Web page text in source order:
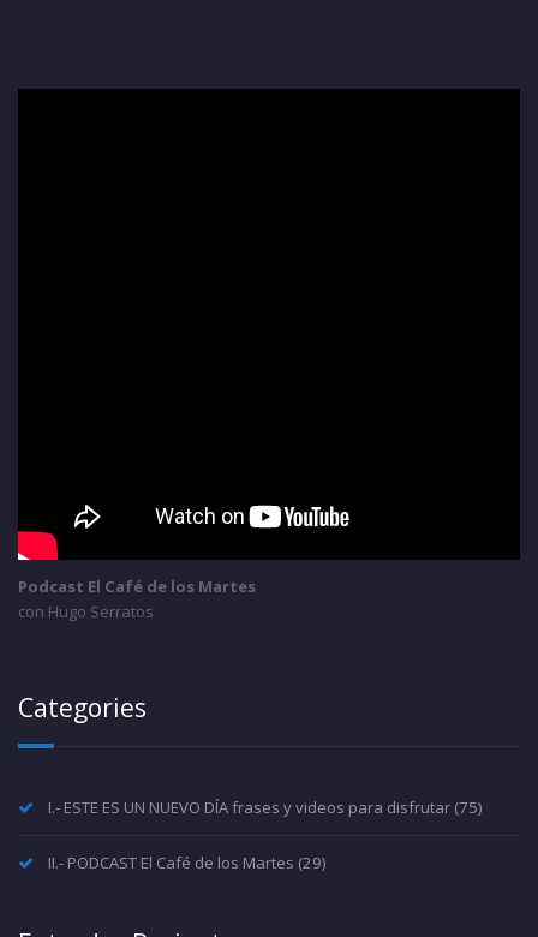
Podcast El Café de los Martes
con Hugo Serratos
Categories
I.- ESTE ES UN NUEVO DÍA frases y videos para disfrutar (75)
II.- PODCAST El Café de los Martes (29)